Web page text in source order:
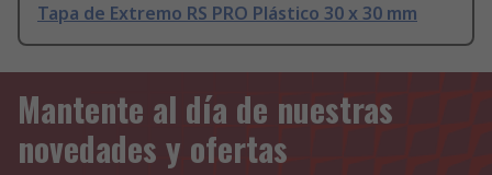
Tapa de Extremo RS PRO Plástico 30 x 30 mm
Mantente al día de nuestras
novedades y ofertas